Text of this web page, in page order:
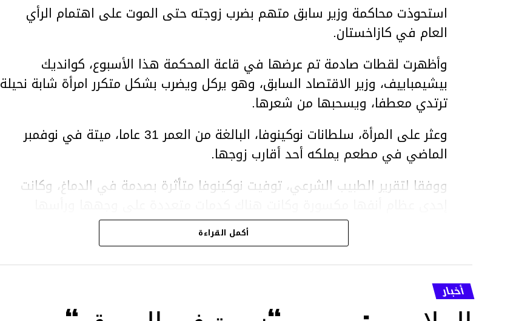
استحوذت محاكمة وزير سابق متهم بضرب زوجته حتى الموت على اهتمام الرأي
العام في كازاخستان.
وأظهرت لقطات صادمة تم عرضها في قاعة المحكمة هذا الأسبوع، كوانديك
بيشيمباييف، وزير الاقتصاد السابق، وهو يركل ويضرب بشكل متكرر امرأة شابة نحيلة
ترتدي معطفا، ويسحبها من شعرها.
وعثر على المرأة، سلطانات نوكينوفا، البالغة من العمر 31 عاما، ميتة في نوفمبر
الماضي في مطعم يملكه أحد أقارب زوجها.
ووفقا لتقرير الطبيب الشرعي، توفيت نوكينوفا متأثرة بصدمة في الدماغ، وكانت
الأخبار
أكمل القراءة
أخبار